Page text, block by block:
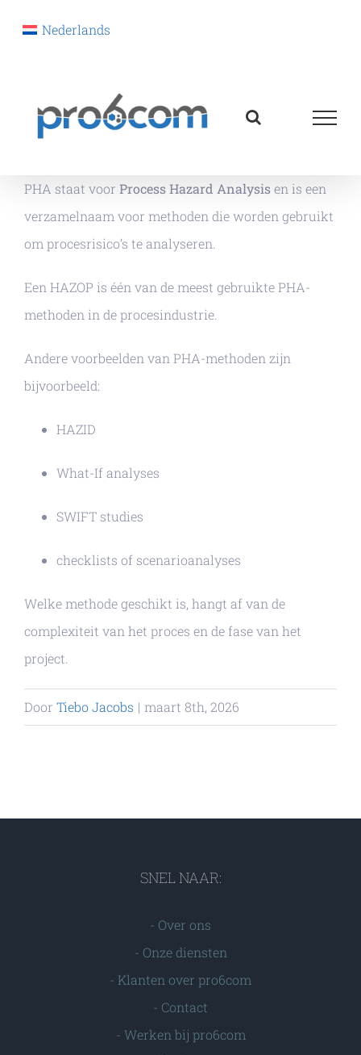
Nederlands
PHA staat voor Process Hazard Analysisen is een
verzamelnaam voor methoden die worden gebruikt
om procesrisico’s te analyseren.
Een HAZOP is één van de meest gebruikte PHA-
methoden in de procesindustrie.
Andere voorbeelden van PHA-methoden zijn
bijvoorbeeld:
HAZID
What-If analyses
SWIFT studies
checklists of scenarioanalyses
Welke methode geschikt is, hangt af van de
complexiteit van het proces en de fase van het
project.
Door Tiebo Jacobs | maart 8th, 2026
SNEL NAAR:
- Over ons
- Onze diensten
- Klanten over pro6com
- Contact
- Werken bij pro6com